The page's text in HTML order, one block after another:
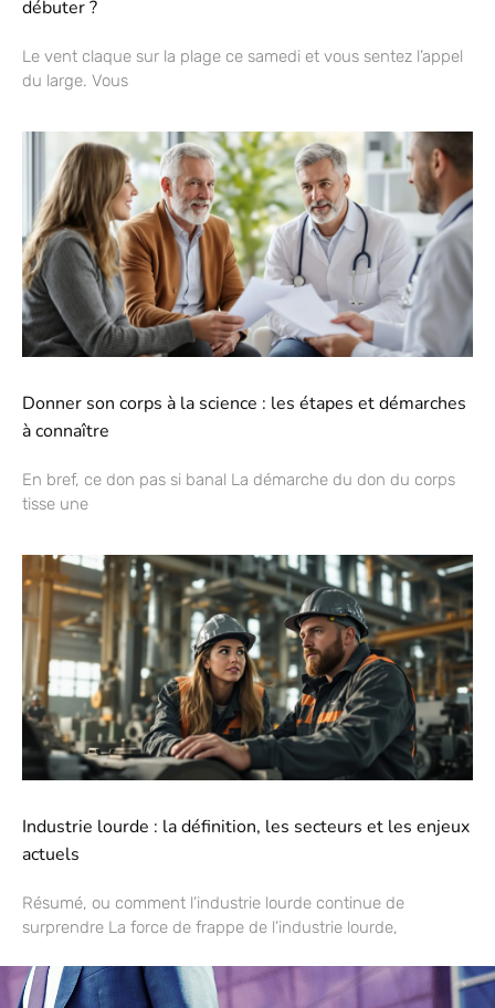
débuter ?
Le vent claque sur la plage ce samedi et vous sentez l’appel
du large. Vous
Donner son corps à la science : les étapes et démarches
à connaître
En bref, ce don pas si banal La démarche du don du corps
tisse une
Industrie lourde : la définition, les secteurs et les enjeux
actuels
Résumé, ou comment l’industrie lourde continue de
surprendre La force de frappe de l’industrie lourde,